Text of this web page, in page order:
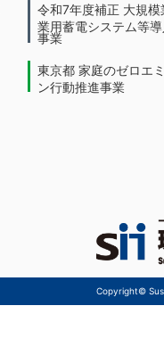
令和7年度補正 大規模
業用蓄電システム等
事業
東京都 家庭のゼロエ
ン行動推進事業
Copyright©